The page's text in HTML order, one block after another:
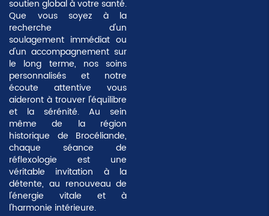
soutien global à votre santé.
Que vous soyez à la
recherche d'un
soulagement immédiat ou
d'un accompagnement sur
le long terme, nos soins
personnalisés et notre
écoute attentive vous
aideront à trouver l'équilibre
et la sérénité. Au sein
même de la région
historique de Brocéliande,
chaque séance de
réflexologie est une
véritable invitation à la
détente, au renouveau de
l'énergie vitale et à
l'harmonie intérieure.